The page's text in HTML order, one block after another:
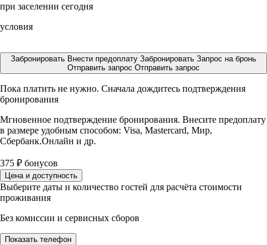
при заселении сегодня
условия
Забронировать Внести предоплату Забронировать Запрос на бронь
Отправить запрос Отправить запрос
Пока платить не нужно. Сначала дождитесь подтверждения
бронирования
Мгновенное подтверждение бронирования. Внесите предоплату
в размере удобным способом: Visa, Mastercard, Мир,
Сбербанк.Онлайн и др.
375 ₽ бонусов
Цена и доступность
Выберите даты и количество гостей для расчёта стоимости
проживания
Без комиссии и сервисных сборов
Показать телефон